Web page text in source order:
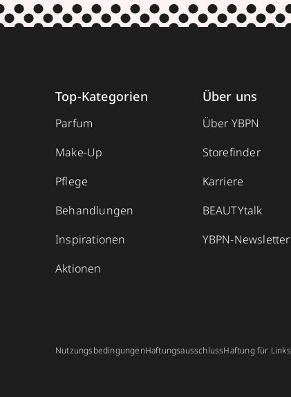
Top-Kategorien
Parfum
Make-Up
Pflege
Behandlungen
Inspirationen
Aktionen
Über uns
Über YBPN
Storefinder
Karriere
BEAUTYtalk
YBPN-Newsletter
NutzungsbedingungenHaftungsausschlussHaftung für Links